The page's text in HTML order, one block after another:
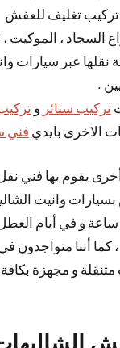
تغليف للعفش
السجاد ، الموكيت ،
نقلها عبر سيارات
.
تركيب ستائر و
الاخرى بايدي فني
يقوم بها فني
وانيت
متاحة على مدار 24 ساعة و في
كما أننا متواجدون
و مجهزة